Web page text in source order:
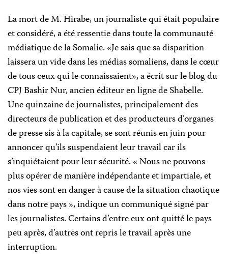
La mort de M. Hirabe, un journaliste qui était populaire
et considéré, a été ressentie dans toute la communauté
médiatique de la Somalie. «Je sais que sa disparition
laissera un vide dans les médias somaliens, dans le cœur
de tous ceux qui le connaissaient», a écrit sur le blog du
CPJ Bashir Nur, ancien éditeur en ligne de Shabelle.
Une quinzaine de journalistes, principalement des
directeurs de publication et des producteurs d’organes
de presse sis à la capitale, se sont réunis en juin pour
annoncer qu’ils suspendaient leur travail car ils
s’inquiétaient pour leur sécurité. « Nous ne pouvons
plus opérer de manière indépendante et impartiale, et
nos vies sont en danger à cause de la situation chaotique
dans notre pays », indique un communiqué signé par
les journalistes. Certains d’entre eux ont quitté le pays
peu après, d’autres ont repris le travail après une
interruption.